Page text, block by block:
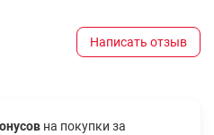
Написать отзыв
на покупки за